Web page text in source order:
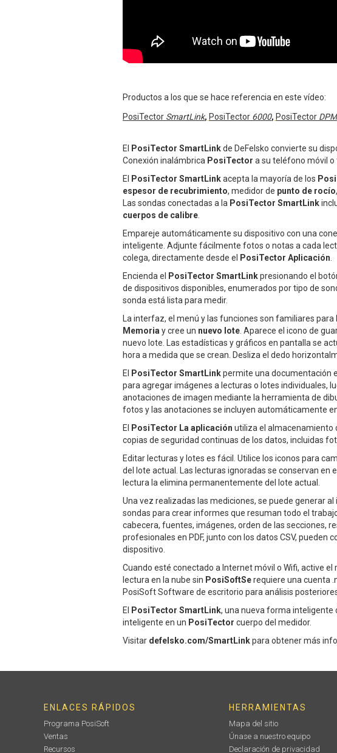
Productos a los que se hace referencia en este vídeo:
PosiTector SmartLink, PosiTector 6000, PosiTector DPM
El PosiTector SmartLinkde DeFelsko convierte su
Conexión inalámbrica PosiTector a su teléfono móvil
El
PosiTector SmartLinkacepta la mayoría de los
espesor de recubrimiento, medidor de punto de rocío
Las sondas conectadas a la PosiTector SmartLink
cuerpos de calibre.
Empareje automáticamente su dispositivo con una
inteligente. Adjunte fácilmente fotos o notas a cada
colega, directamente desde el
PosiTector Aplicación.
Encienda el
PosiTector SmartLinkpresionando el
de dispositivos disponibles, enumerados por tipo de
sonda está lista para medir.
La interfaz, el menú y las funciones son familiares para
Memoriay cree un nuevo lote. Aparece el icono de
nuevo lote. Las estadísticas y gráficos en pantalla se
hora a medida que se crean. Desliza el dedo
El
PosiTector SmartLinkpermite una documentación
para agregar imágenes a lecturas o lotes individuales,
anotaciones de imagen mediante la herramienta de
fotos y las anotaciones se incluyen automáticamente
El
PosiTector La aplicación utiliza el almacenamiento
copias de seguridad continuas de los datos, incluidas
Editar lecturas y lotes es fácil. Utilice los iconos para
del lote actual. Las lecturas ignoradas se conservan
lectura la elimina permanentemente del lote actual.
Una vez realizadas las mediciones, se puede generar
sondas para crear informes que resuman todo el
cabecera, fuentes, imágenes, orden de las secciones,
profesionales en PDF, junto con los datos CSV,
dispositivo.
Cuando esté conectado a Internet móvil o Wifi, active
lectura en la nube sin PosiSoftSerequiere una cuenta
PosiSoft Software de escritorio para análisis
El
PosiTector SmartLink, una nueva forma inteligente
inteligente en un PosiTector cuerpo del medidor.
Visitar defelsko.com/SmartLinkpara obtener más
ENLACES RÁPIDOS
Programa PosiSoft
Ventas
Recursos
HERRAMIENTAS
Mapa del sitio
Únase a nuestro equipo
Declaración de privacidad